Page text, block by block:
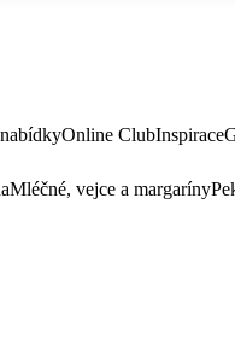
Online ClubInspirace
Mléčné, vejce a margaríny